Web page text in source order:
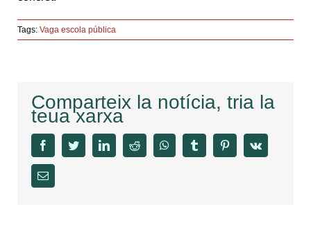
Tags: Vaga escola pública
Comparteix la notícia, tria la
teua xarxa
facebooktwitter linkedinreddit whatsapptumblr pinterestvk
Email